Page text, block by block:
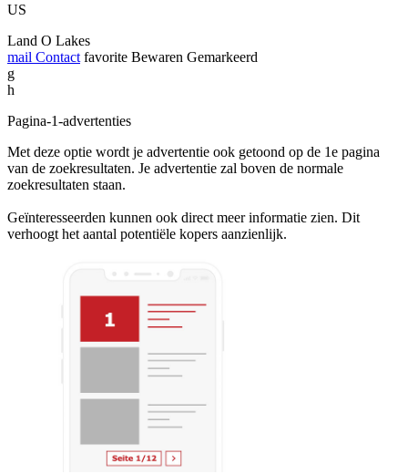
US
Land O Lakes
mail Contact favorite Bewaren Gemarkeerd
g
h
Pagina-1-advertenties
Met deze optie wordt je advertentie ook getoond op de 1e pagina
van de zoekresultaten. Je advertentie zal boven de normale
zoekresultaten staan.
Geïnteresseerden kunnen ook direct meer informatie zien. Dit
verhoogt het aantal potentiële kopers aanzienlijk.